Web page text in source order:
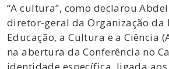
“A cultura”, como declarou
diretor-geral da Organização da
Educação, a Cultura e a Ciência
na abertura da Conferência no